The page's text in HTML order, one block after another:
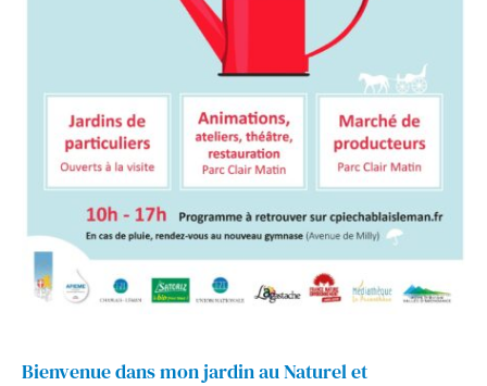
Bienvenue dans mon jardin au Naturel et